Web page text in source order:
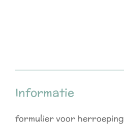
Informatie
formulier voor herroeping